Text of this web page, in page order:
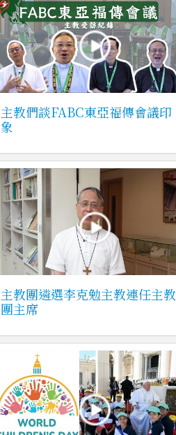
主教們談FABC東亞福傳會議印
象
主教團遴選李克勉主教連任主教
團主席